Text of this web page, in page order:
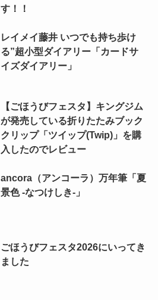
す！！
レイメイ藤井 いつでも持ち歩け
る”超小型ダイアリー「カードサ
イズダイアリー」
【ごほうびフェスタ】キングジム
が発売している折りたたみブック
クリップ「ツイップ(Twip)」を購
入したのでレビュー
ancora（アンコーラ）万年筆「夏
景色 -なつけしき-」
ごほうびフェスタ2026にいってき
ました